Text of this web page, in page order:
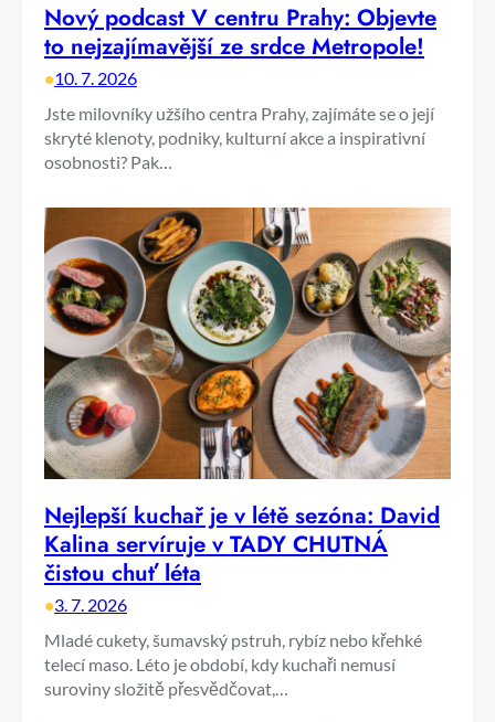
Nový podcast V centru Prahy: Objevte
to nejzajímavější ze srdce Metropole!
•10. 7. 2026
Jste milovníky užšího centra Prahy, zajímáte se o její
skryté klenoty, podniky, kulturní akce a inspirativní
osobnosti? Pak…
Nejlepší kuchař je v létě sezóna: David
Kalina servíruje v TADY CHUTNÁ
čistou chuť léta
•3. 7. 2026
Mladé cukety, šumavský pstruh, rybíz nebo křehké
telecí maso. Léto je období, kdy kuchaři nemusí
suroviny složitě přesvědčovat,…